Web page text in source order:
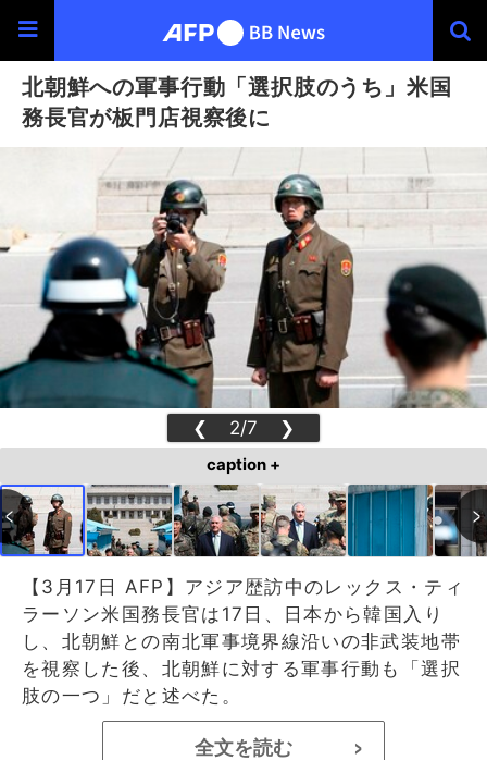
北朝鮮への軍事行動「選択肢のうち」米国
務長官が板門店視察後に
❮ 2/7 ❯
caption +
【3月17日 AFP】アジア歴訪中のレックス・ティ
ラーソン米国務長官は17日、日本から韓国入り
し、北朝鮮との南北軍事境界線沿いの非武装地帯
を視察した後、北朝鮮に対する軍事行動も「選択
肢の一つ」だと述べた。
全文を読む >